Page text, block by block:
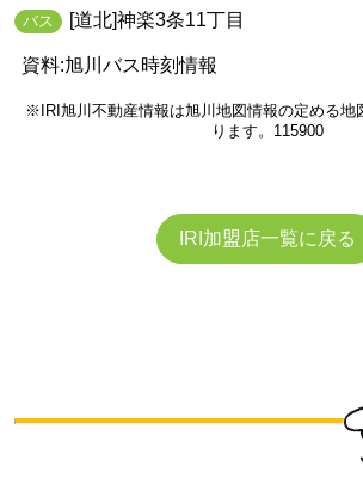
バス [道北]神楽3条11丁目
資料:旭川バス時刻情報
※IRI旭川不動産情報は旭川地図情報の定める地
ります。115900
IRI加盟店一覧に戻る